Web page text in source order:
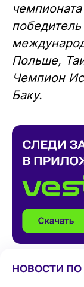
Польше,
Чемпион
Баку.
НОВОСТИ ПО